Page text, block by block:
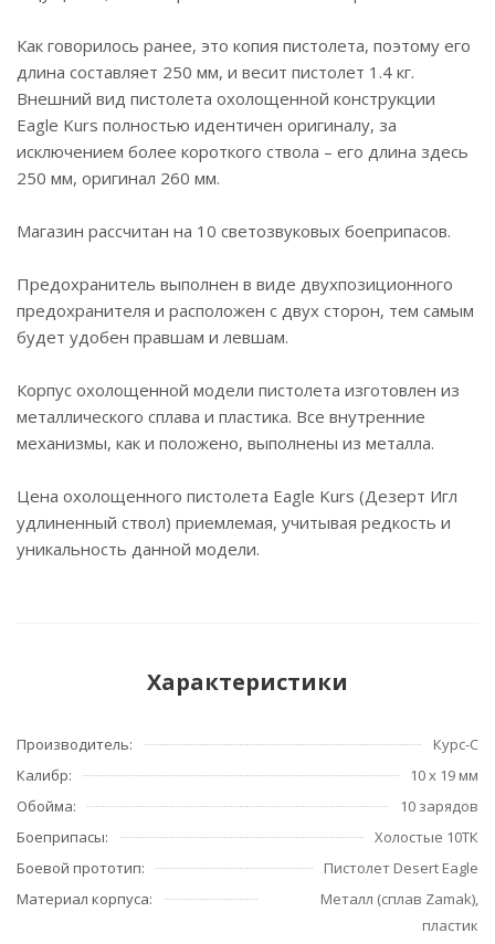
Как говорилось ранее, это копия пистолета, поэтому его
длина составляет 250 мм, и весит пистолет 1.4 кг.
Внешний вид пистолета охолощенной конструкции
Eagle Kurs полностью идентичен оригиналу, за
исключением более короткого ствола – его длина здесь
250 мм, оригинал 260 мм.
Магазин рассчитан на 10 светозвуковых боеприпасов.
Предохранитель выполнен в виде двухпозиционного
предохранителя и расположен с двух сторон, тем самым
будет удобен правшам и левшам.
Корпус охолощенной модели пистолета изготовлен из
металлического сплава и пластика. Все внутренние
механизмы, как и положено, выполнены из металла.
Цена охолощенного пистолета Eagle Kurs (Дезерт Игл
удлиненный ствол) приемлемая, учитывая редкость и
уникальность данной модели.
Характеристики
Производитель:
Курс-С
Калибр:
10 х 19 мм
Обойма:
10 зарядов
Боеприпасы:
Холостые 10ТК
Боевой прототип:
Пистолет Desert Eagle
Материал корпуса:
Металл (сплав Zamak),
пластик